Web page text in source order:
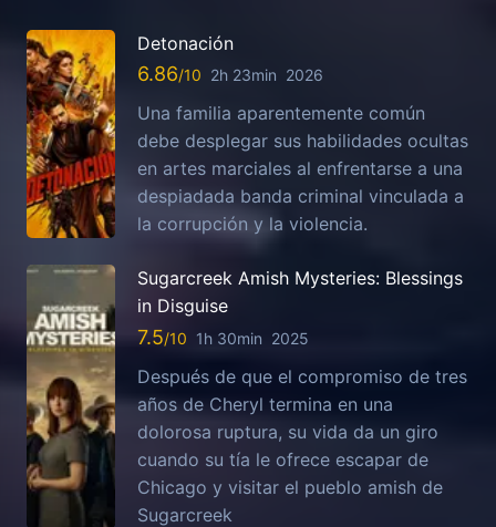
Detonación
6.86 2h 23min 2026
Una familia aparentemente común
debe desplegar sus habilidades ocultas
en artes marciales al enfrentarse a una
despiadada banda criminal vinculada a
la corrupción y la violencia.
Sugarcreek Amish Mysteries: Blessings
in Disguise
7.5 1h 30min 2025
Después de que el compromiso de tres
años de Cheryl termina en una
dolorosa ruptura, su vida da un giro
cuando su tía le ofrece escapar de
Chicago y visitar el pueblo amish de
Sugarcreek